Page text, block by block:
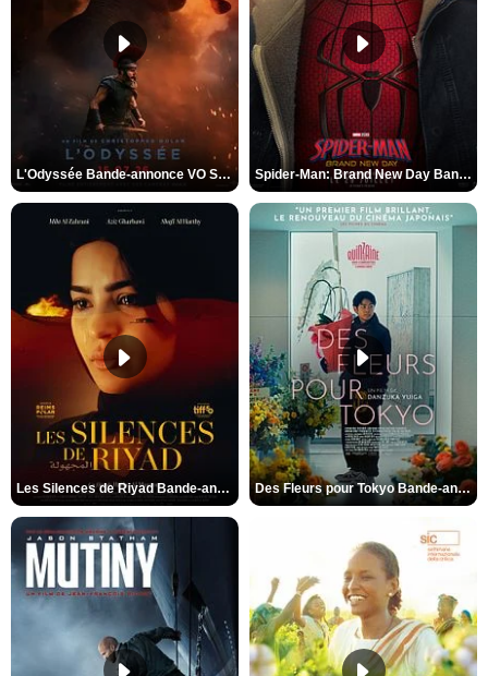
L'Odyssée Bande-annonce VO STFR Spider-Man: Brand New Day Bande-annonce VO STFR
Les Silences de Riyad Bande-annonce VO STFR Des Fleurs pour Tokyo Bande-annonce VO STFR